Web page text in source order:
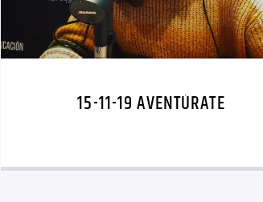
15-11-19 AVENTÚRATE